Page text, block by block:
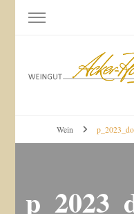
Weingut Acker-
Bodenheim
Wein